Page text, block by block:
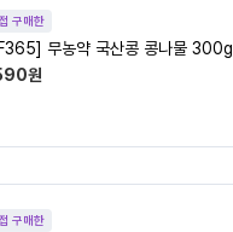
구매한
무농약 국산콩 콩나물 300g
원
구매한